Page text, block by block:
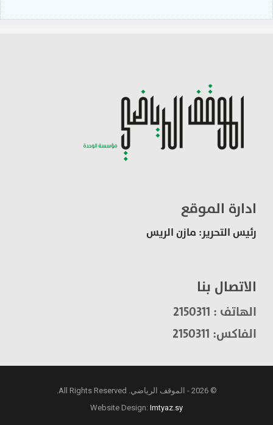
ادارة الموقع
رئيس التحرير: مازن الريس
الاتصال بنا
الهاتف : 2150311
الفاكس: 2150311
© 2026 - الموقف الرياضي. All Rights Reserved.
Website Design:Imtyaz.sy